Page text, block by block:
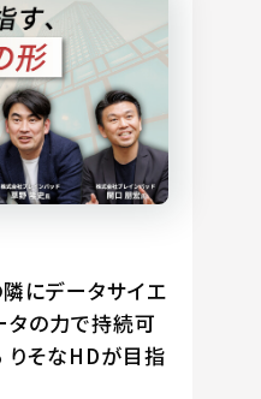
隣にデータサイエ
の力で持続可
そなHDが目指